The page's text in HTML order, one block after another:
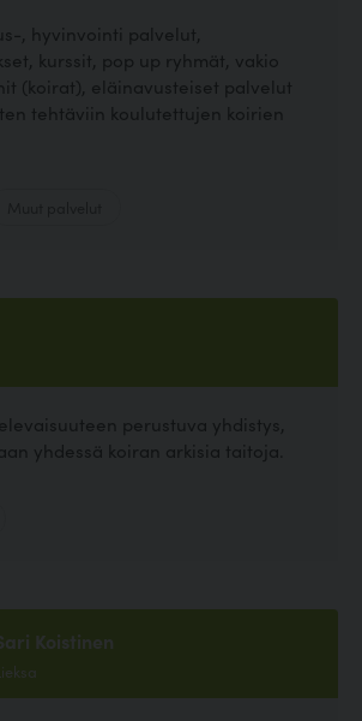
, hyvinvointi palvelut,
kurssit, pop up ryhmät, vakio
(koirat), eläinavusteiset palvelut
tehtäviin koulutettujen koirien
perustuva yhdistys,
yhdessä koiran arkisia taitoja.
Koistinen